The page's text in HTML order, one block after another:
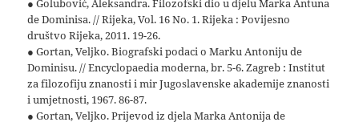
● Golubović, Aleksandra. Filozofski dio u djelu Marka Antuna
de Dominisa. // Rijeka, Vol. 16 No. 1. Rijeka : Povijesno
društvo Rijeka, 2011. 19-26.
● Gortan, Veljko. Biografski podaci o Marku Antoniju de
Dominisu. // Encyclopaedia moderna, br. 5-6. Zagreb : Institut
za filozofiju znanosti i mir Jugoslavenske akademije znanosti
i umjetnosti, 1967. 86-87.
● Gortan, Veljko. Prijevod iz djela Marka Antonija de